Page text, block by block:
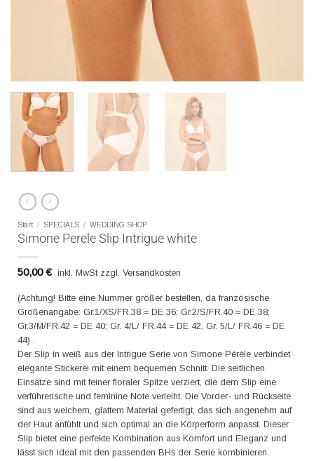
Start / SPECIALS / WEDDING SHOP
Simone Perele Slip Intrigue white
50,00€ inkl. MwSt zzgl. Versandkosten
(Achtung! Bitte eine Nummer größer bestellen, da französische
Größenangabe: Gr.1/XS/FR.38 = DE 36; Gr.2/S/FR.40 = DE 38;
Gr.3/M/FR.42 = DE 40; Gr. 4/L/ FR.44 = DE 42, Gr. 5/L/ FR.46 = DE
44) .
Der Slip in weiß aus der Intrigue Serie von Simone Pérèle verbindet
elegante Stickerei mit einem bequemen Schnitt. Die seitlichen
Einsätze sind mit feiner floraler Spitze verziert, die dem Slip eine
verführerische und feminine Note verleiht. Die Vorder- und Rückseite
sind aus weichem, glattem Material gefertigt, das sich angenehm auf
der Haut anfühlt und sich optimal an die Körperform anpasst. Dieser
Slip bietet eine perfekte Kombination aus Komfort und Eleganz und
lässt sich ideal mit den passenden BHs der Serie kombinieren.